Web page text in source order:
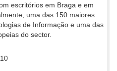
escritórios em Braga e em
uma das 150 maiores
de Informação e uma das
do sector.